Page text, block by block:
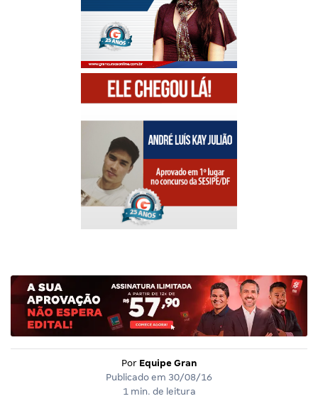
Por Equipe Gran
Publicado em 30/08/16
1 min. de leitura